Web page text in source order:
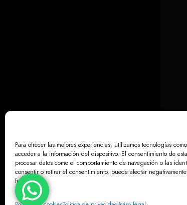
Para ofrecer las mejores experiencias, utilizamos tecnologías
acceder a la información del dispositivo. El consentimiento de
procesar datos como el comportamiento de navegación o las
consentir o retirar el consentimiento, puede afectar
funciones.